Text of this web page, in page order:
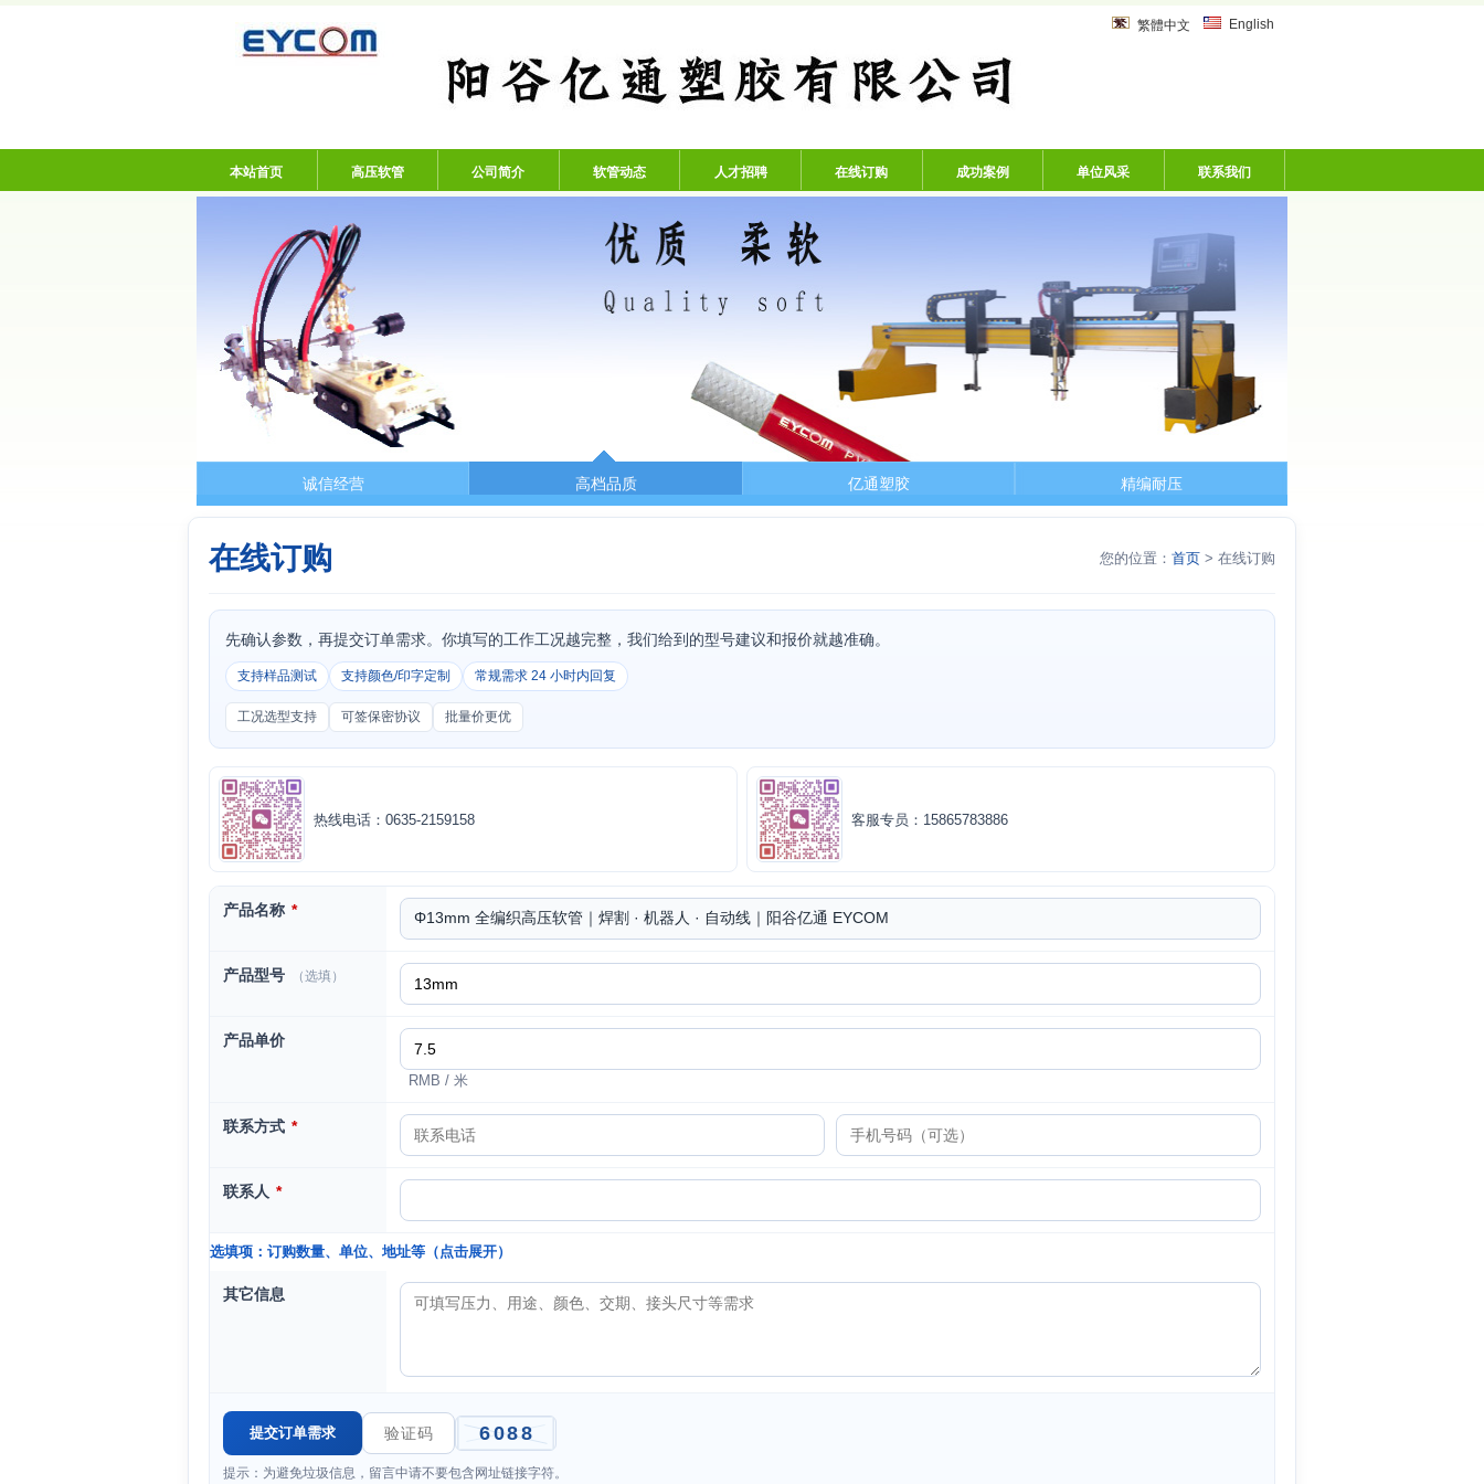
阳谷亿通塑胶有限公司 - 专业生产高压氧气管、乙炔管、风炮软管、洗车机专用软
繁體中文 English
本站首页 高压软管 公司简介 软管动态 人才招聘 在线订购 成功案例 单位风采 联系我们
诚信经营 高档品质 亿通塑胶 精编耐压
在线订购 您的位置： 首页 > 在线订购
先确认参数，再提交订单需求。你填写的工作工况越完整，我们给到的型号建议和报价就越准确。
支持样品测试 支持颜色/印字定制 常规需求 24 小时内回复
工况选型支持 可签保密协议 批量价更优
热线电话：0635-2159158 客服专员：15865783886
产品名称 *
产品型号 （选填）
产品单价
RMB / 米
联系方式 *
联系人 *
选填项：订购数量、单位、地址等（点击展开）
其它信息
提示：为避免垃圾信息，留言中请不要包含网址链接字符。